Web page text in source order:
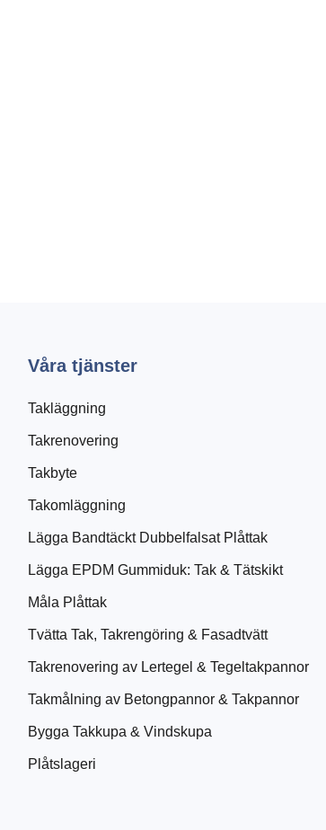
Våra tjänster
Takläggning
Takrenovering
Takbyte
Takomläggning
Lägga Bandtäckt Dubbelfalsat Plåttak
Lägga EPDM Gummiduk: Tak & Tätskikt
Måla Plåttak
Tvätta Tak, Takrengöring & Fasadtvätt
Takrenovering av Lertegel & Tegeltakpannor
Takmålning av Betongpannor & Takpannor
Bygga Takkupa & Vindskupa
Plåtslageri